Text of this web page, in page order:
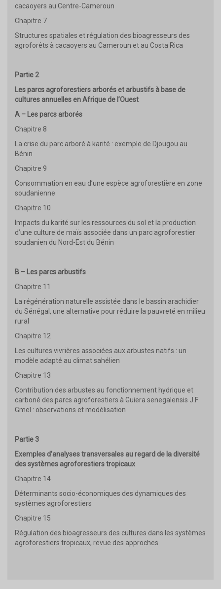
cacaoyers au Centre-Cameroun
Chapitre 7
Structures spatiales et régulation des bioagresseurs des
agroforêts à cacaoyers au Cameroun et au Costa Rica
Partie 2
Les parcs agroforestiers arborés et arbustifs à base de
cultures annuelles en Afrique de l’Ouest
A – Les parcs arborés
Chapitre 8
La crise du parc arboré à karité : exemple de Djougou au
Bénin
Chapitre 9
Consommation en eau d’une espèce agroforestière en zone
soudanienne
Chapitre 10
Impacts du karité sur les ressources du sol et la production
d’une culture de maïs associée dans un parc agroforestier
soudanien du Nord-Est du Bénin
B – Les parcs arbustifs
Chapitre 11
La régénération naturelle assistée dans le bassin arachidier
du Sénégal, une alternative pour réduire la pauvreté en milieu
rural
Chapitre 12
Les cultures vivrières associées aux arbustes natifs : un
modèle adapté au climat sahélien
Chapitre 13
Contribution des arbustes au fonctionnement hydrique et
carboné des parcs agroforestiers à Guiera senegalensis J.F.
Gmel : observations et modélisation
Partie 3
Exemples d’analyses transversales au regard de la diversité
des systèmes agroforestiers tropicaux
Chapitre 14
Déterminants socio-économiques des dynamiques des
systèmes agroforestiers
Chapitre 15
Régulation des bioagresseurs des cultures dans les systèmes
agroforestiers tropicaux, revue des approches